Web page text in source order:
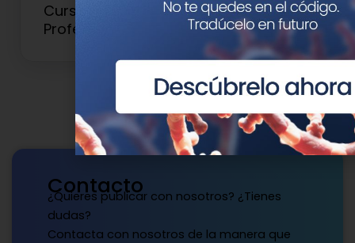
Curso de Genética para
Profesionales Clínicos y Sanitarios
Contacto
¿Quieres publicar con nosotros? ¿Tienes
dudas?
Contacta con nosotros de la manera que